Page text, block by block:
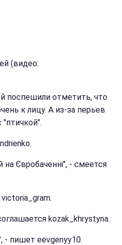
(видео:
поспешили отметить, что
к лицу. А из-за перьев
"птичкой".
на Євробаченні", - смеется
kozak_khrystyna.
- пишет eevgenyy10.